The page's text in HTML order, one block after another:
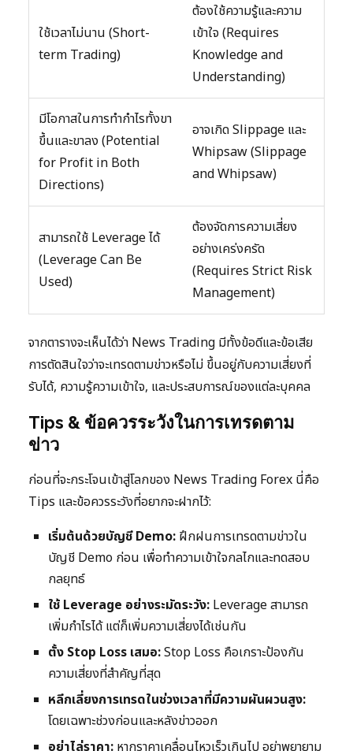
ใช้เวลาไม่นาน (Short-
term Trading)
ต้องใช้ความรู้และความ
เข้าใจ (Requires
Knowledge and
Understanding)
มีโอกาสในการทำกำไรทั้งขา
ขึ้นและขาลง (Potential
for Profit in Both
Directions)
อาจเกิด Slippage และ
Whipsaw (Slippage
and Whipsaw)
สามารถใช้ Leverage ได้
(Leverage Can Be
Used)
ต้องจัดการความเสี่ยง
อย่างเคร่งครัด
(Requires Strict Risk
Management)
จากตารางจะเห็นได้ว่า News Trading มีทั้งข้อดีและข้อเสีย
การตัดสินใจว่าจะเทรดตามข่าวหรือไม่ ขึ้นอยู่กับความเสี่ยงที่
รับได้, ความรู้ความเข้าใจ, และประสบการณ์ของแต่ละบุคคล
Tips & ข้อควรระวังในการเทรดตาม
ข่าว
ก่อนที่จะกระโจนเข้าสู่โลกของ News Trading Forex นี่คือ
Tips และข้อควรระวังที่อยากจะฝากไว้:
เริ่มต้นด้วยบัญชี Demo: ฝึกฝนการเทรดตามข่าวใน
บัญชี Demo ก่อน เพื่อทำความเข้าใจกลไกและทดสอบ
กลยุทธ์
ใช้ Leverage อย่างระมัดระวัง: Leverage สามารถ
เพิ่มกำไรได้ แต่ก็เพิ่มความเสี่ยงได้เช่นกัน
ตั้ง Stop Loss เสมอ:Stop Loss คือเกราะป้องกัน
ความเสี่ยงที่สำคัญที่สุด
หลีกเลี่ยงการเทรดในช่วงเวลาที่มีความผันผวนสูง:
โดยเฉพาะช่วงก่อนและหลังข่าวออก
อย่าไล่ราคา: หากราคาเคลื่อนไหวเร็วเกินไป อย่าพยายาม